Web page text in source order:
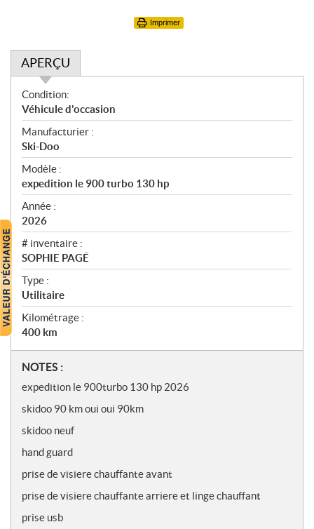
Imprimer
APERÇU
A
p
e
r
ç
u
Condition:
Véhicule d'occasion
Manufacturier :
Ski-Doo
Modèle :
expedition le 900 turbo 130 hp
Année :
2026
# inventaire :
SOPHIE PAGÉ
Type :
Utilitaire
Kilométrage :
400 km
N
o
e
s
NOTES :
expedition le 900turbo 130 hp 2026
skidoo 90 km oui oui 90km
skidoo neuf
hand guard
prise de visiere chauffante avant
prise de visiere chauffante arriere et linge chauffant
prise usb